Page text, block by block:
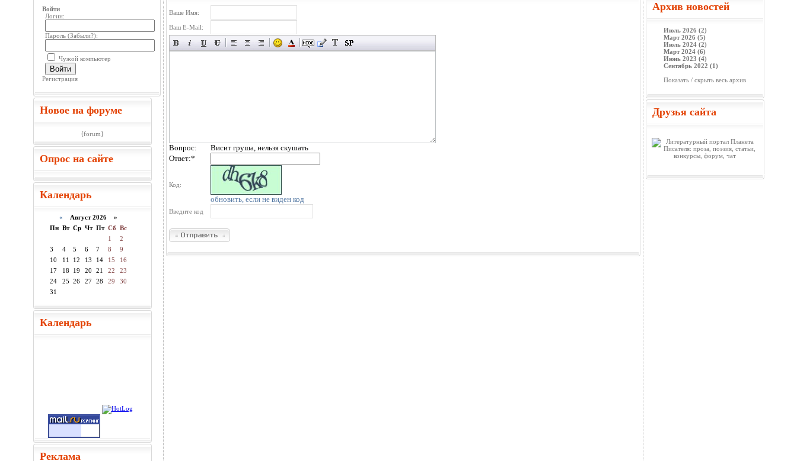
Войти
Логин:
Пароль (Забыли?):
Чужой компьютер
Войти
Регистрация
Новое на форуме
{forum}
Опрос на сайте
Календарь
« Август 2026 »
Пн Вт Ср Чт Пт Сб Вс
1
2
3
4 5 6 7 8
9
10
11 12 13 14 15
16
17
18 19 20 21 22
23
24
25 26 27 28 29
30
31
Календарь
Реклама
Ваше Имя:
Ваш E-Mail:
Вопрос:
Висит груша, нельзя скушать
Ответ:*
Код:
обновить, если не виден код
Введите код
Архив новостей
Июль 2026 (2)
Март 2026 (5)
Июль 2024 (2)
Март 2024 (6)
Июнь 2023 (4)
Сентябрь 2022 (1)
Показать / скрыть весь архив
Друзья сайта